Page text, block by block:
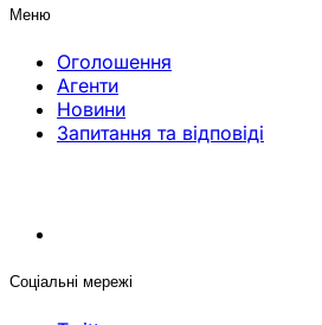
Меню
Оголошення
Агенти
Новини
Запитання та відповіді
Соціальні мережі